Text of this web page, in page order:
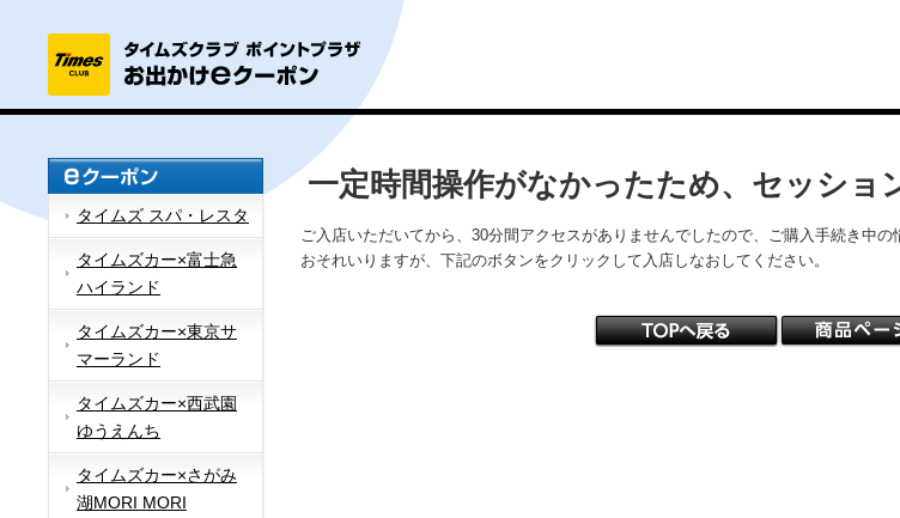
タイムズ スパ・レスタ
タイムズカー×富士急
ハイランド
タイムズカー×東京サ
マーランド
タイムズカー×西武園
ゆうえんち
タイムズカー×さがみ
湖MORI MORI
一定時間操作がなかったため、セッショ
ご入店いただいてから、30分間アクセスがありませんでしたので、ご購入手続き中の
おそれいりますが、下記のボタンをクリックして入店しなおしてください。